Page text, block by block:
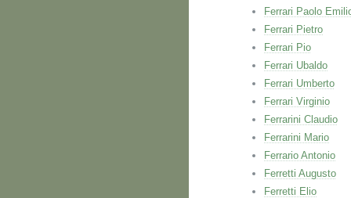
Ferrari Paolo
Ferrari Pietro
Ferrari Pio
Ferrari Ubaldo
Ferrari Umberto
Ferrari Virginio
Ferrarini Claudio
Ferrarini Mario
Ferrario Antonio
Ferretti Augusto
Ferretti Elio